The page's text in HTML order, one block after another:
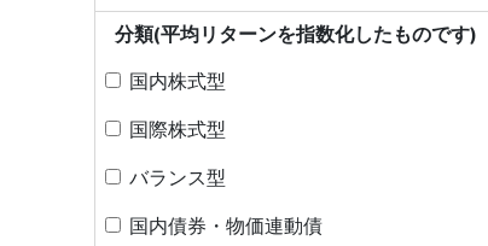
分類(平均リターンを指数化したものです)
国内株式型
国際株式型
バランス型
国内債券・物価連動債